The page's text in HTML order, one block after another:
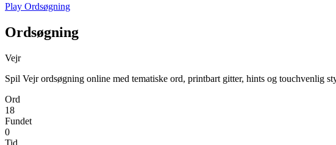
Play Ordsøgning
Ordsøgning
Vejr
Spil Vejr ordsøgning online med tematiske ord, printbart gitter, hints og touchvenlig
Ord
18
Fundet
0
Tid